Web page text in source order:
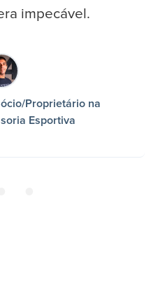
impecável.
Proprietário na
Esportiva